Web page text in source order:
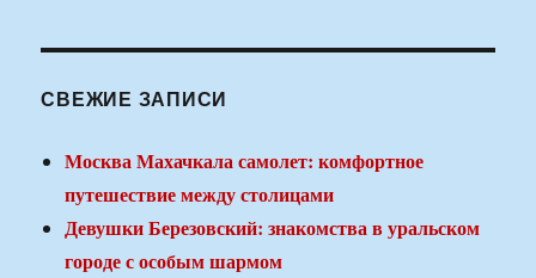
СВЕЖИЕ ЗАПИСИ
Москва Махачкала самолет: комфортное
путешествие между столицами
Девушки Березовский: знакомства в уральском
городе с особым шармом